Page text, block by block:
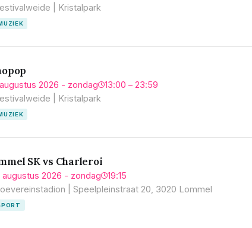
| Kristalpark
2026 - zondag
13:00 – 23:59
| Kristalpark
SK vs Charleroi
augustus 2026 - zondag
19:15
| Speelpleinstraat 20, 3020 Lommel